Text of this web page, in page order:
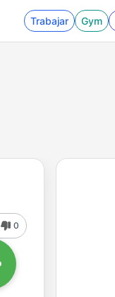
Trabajar Gym
0